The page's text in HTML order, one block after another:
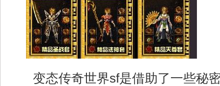
变态传奇世界sf是借助了一些秘